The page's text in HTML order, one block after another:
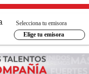
Selecciona tu emisora
Elige tu emisora